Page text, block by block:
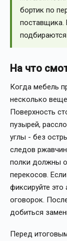
бортик по
поставщика.
На что
Когда мебель
несколько
Поверхность
пузырей,
углы - без
следов
полки должны
перекосов.
фиксируйте
оговорок.
добиться
Перед